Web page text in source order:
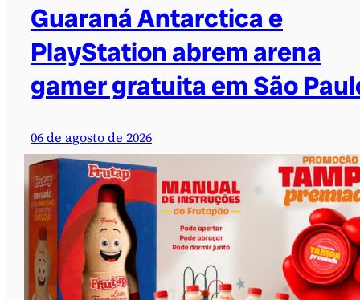
Guaraná Antarctica e
PlayStation abrem arena
gamer gratuita em São
06 de agosto de 2026